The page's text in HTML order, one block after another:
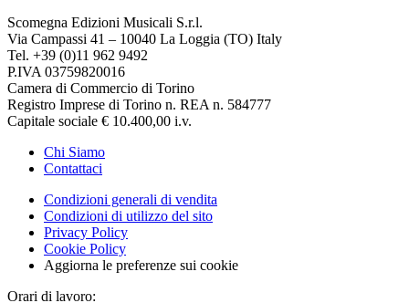
Scomegna Edizioni Musicali S.r.l.
Via Campassi 41 – 10040 La Loggia (TO) Italy
Tel. +39 (0)11 962 9492
P.IVA 03759820016
Camera di Commercio di Torino
Registro Imprese di Torino n. REA n. 584777
Capitale sociale € 10.400,00 i.v.
Chi Siamo
Contattaci
Condizioni generali di vendita
Condizioni di utilizzo del sito
Privacy Policy
Cookie Policy
Aggiorna le preferenze sui cookie
Orari di lavoro: